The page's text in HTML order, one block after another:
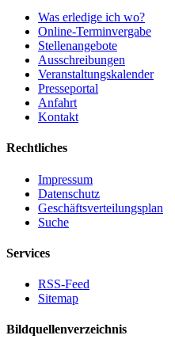
Was erledige ich wo?
Online-Terminvergabe
Stellenangebote
Ausschreibungen
Veranstaltungskalender
Presseportal
Anfahrt
Kontakt
Rechtliches
Impressum
Datenschutz
Geschäftsverteilungsplan
Suche
Services
RSS-Feed
Sitemap
Bildquellenverzeichnis